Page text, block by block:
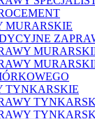
MURARSKIE
TYNKARSKIE